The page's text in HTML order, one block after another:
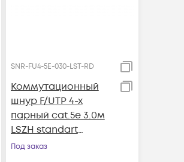
SNR-FU4-5E-030-LST-RD
Коммутационный
шнур F/UTP 4-х
парный cat.5e 3.0м
LSZH standart
красный
Под заказ